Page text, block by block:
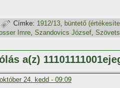
Címke: 1912/13, büntető
Imre, Szandovics József,
a(z)
24. kedd - 09:09